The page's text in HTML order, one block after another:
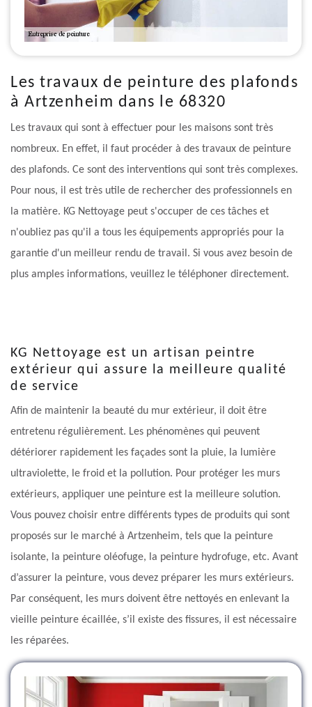
Les travaux de peinture des plafonds
à Artzenheim dans le 68320
Les travaux qui sont à effectuer pour les maisons sont très
nombreux. En effet, il faut procéder à des travaux de peinture
des plafonds. Ce sont des interventions qui sont très complexes.
Pour nous, il est très utile de rechercher des professionnels en
la matière. KG Nettoyage peut s'occuper de ces tâches et
n'oubliez pas qu'il a tous les équipements appropriés pour la
garantie d'un meilleur rendu de travail. Si vous avez besoin de
plus amples informations, veuillez le téléphoner directement.
KG Nettoyage est un artisan peintre
extérieur qui assure la meilleure qualité
de service
Afin de maintenir la beauté du mur extérieur, il doit être
entretenu régulièrement. Les phénomènes qui peuvent
détériorer rapidement les façades sont la pluie, la lumière
ultraviolette, le froid et la pollution. Pour protéger les murs
extérieurs, appliquer une peinture est la meilleure solution.
Vous pouvez choisir entre différents types de produits qui sont
proposés sur le marché à Artzenheim, tels que la peinture
isolante, la peinture oléofuge, la peinture hydrofuge, etc. Avant
d’assurer la peinture, vous devez préparer les murs extérieurs.
Par conséquent, les murs doivent être nettoyés en enlevant la
vieille peinture écaillée, s’il existe des fissures, il est nécessaire
les réparées.